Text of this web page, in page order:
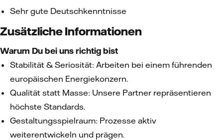
Sehr gute Deutschkenntnisse
Zusätzliche Informationen
Warum Du bei uns richtig bist
Stabilität & Seriosität: Arbeiten bei einem führenden
europäischen Energiekonzern.
Qualität statt Masse: Unsere Partner repräsentieren
höchste Standards.
Gestaltungsspielraum: Prozesse aktiv
weiterentwickeln und prägen.